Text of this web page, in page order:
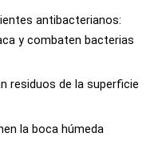
antibacterianos:
y combaten bacterias
residuos de la superficie
la boca húmeda